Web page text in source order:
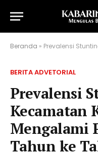
Beranda » Prevalensi Stunting di
BERITA ADVETORIAL
Prevalensi
Kecamatan
Mengalami
Tahun ke